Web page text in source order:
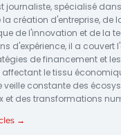
journaliste, spécialisé
création d'entreprise, de
de l'innovation et de la
d'expérience, il a couvert
de financement et
le tissu
veille constante des
et des transformations
→